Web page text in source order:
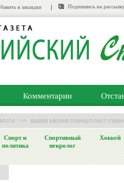
в закладки Подпишись на
Комментарии
>> вадим евсеев покинул пост
Спорт и
политика
Спортивный
некролог
Хоккей